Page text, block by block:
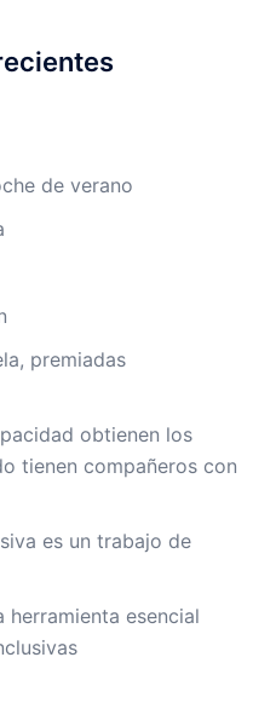
de verano
premiadas
obtienen los
tienen compañeros con
es un trabajo de
herramienta esencial